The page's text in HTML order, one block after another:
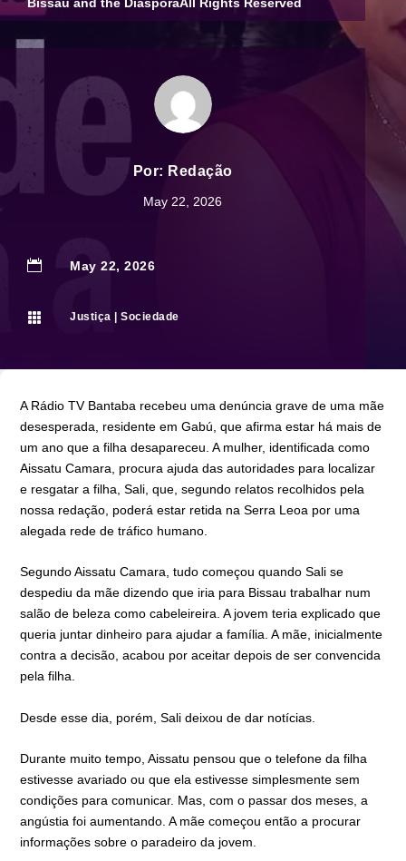
Por: Redação
May 22, 2026
 May 22, 2026
 Justiça |Sociedade
A Rádio TV Bantaba recebeu uma denúncia grave de uma mãe
desesperada, residente em Gabú, que afirma estar há mais de
um ano que a filha desapareceu. A mulher, identificada como
Aissatu Camara, procura ajuda das autoridades para localizar
e resgatar a filha, Sali, que, segundo relatos recolhidos pela
nossa redação, poderá estar retida na Serra Leoa por uma
alegada rede de tráfico humano.
Segundo Aissatu Camara, tudo começou quando Sali se
despediu da mãe dizendo que iria para Bissau trabalhar num
salão de beleza como cabeleireira. A jovem teria explicado que
queria juntar dinheiro para ajudar a família. A mãe, inicialmente
contra a decisão, acabou por aceitar depois de ser convencida
pela filha.
Desde esse dia, porém, Sali deixou de dar notícias.
Durante muito tempo, Aissatu pensou que o telefone da filha
estivesse avariado ou que ela estivesse simplesmente sem
condições para comunicar. Mas, com o passar dos meses, a
angústia foi aumentando. A mãe começou então a procurar
informações sobre o paradeiro da jovem.